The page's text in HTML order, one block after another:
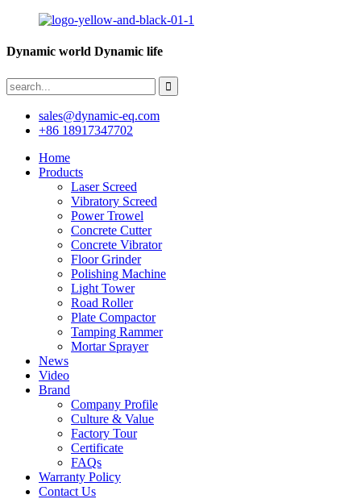
Dynamic world Dynamic life
sales@dynamic-eq.com
+86 18917347702
Home
Products
Laser Screed
Vibratory Screed
Power Trowel
Concrete Cutter
Concrete Vibrator
Floor Grinder
Polishing Machine
Light Tower
Road Roller
Plate Compactor
Tamping Rammer
Mortar Sprayer
News
Video
Brand
Company Profile
Culture & Value
Factory Tour
Certificate
FAQs
Warranty Policy
Contact Us